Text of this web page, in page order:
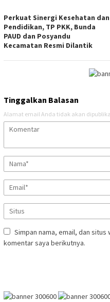
Perkuat Sinergi Kesehatan dan
Pendidikan, TP PKK, Bunda
PAUD dan Posyandu
Kecamatan Resmi Dilantik
Tinggalkan Balasan
Alamat email Anda tidak akan
Simpan nama, email, dan
komentar saya berikutnya.